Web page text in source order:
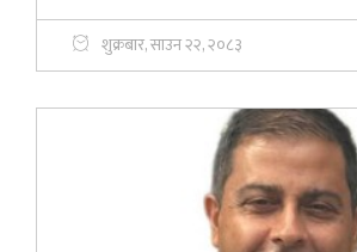
शुक्रबार, साउन २२, २०८३